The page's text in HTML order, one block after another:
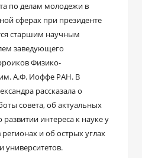
по делам молодежи в
сферах при президенте
старшим научным
заведующего
Физико-
им. А.Ф. Иоффе РАН. В
рассказала о
совета, об актуальных
интереса к науке у
и об острых углах
университетов.